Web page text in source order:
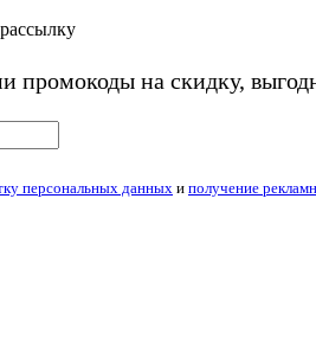
промокоды на скидку,
персональных данных и получение